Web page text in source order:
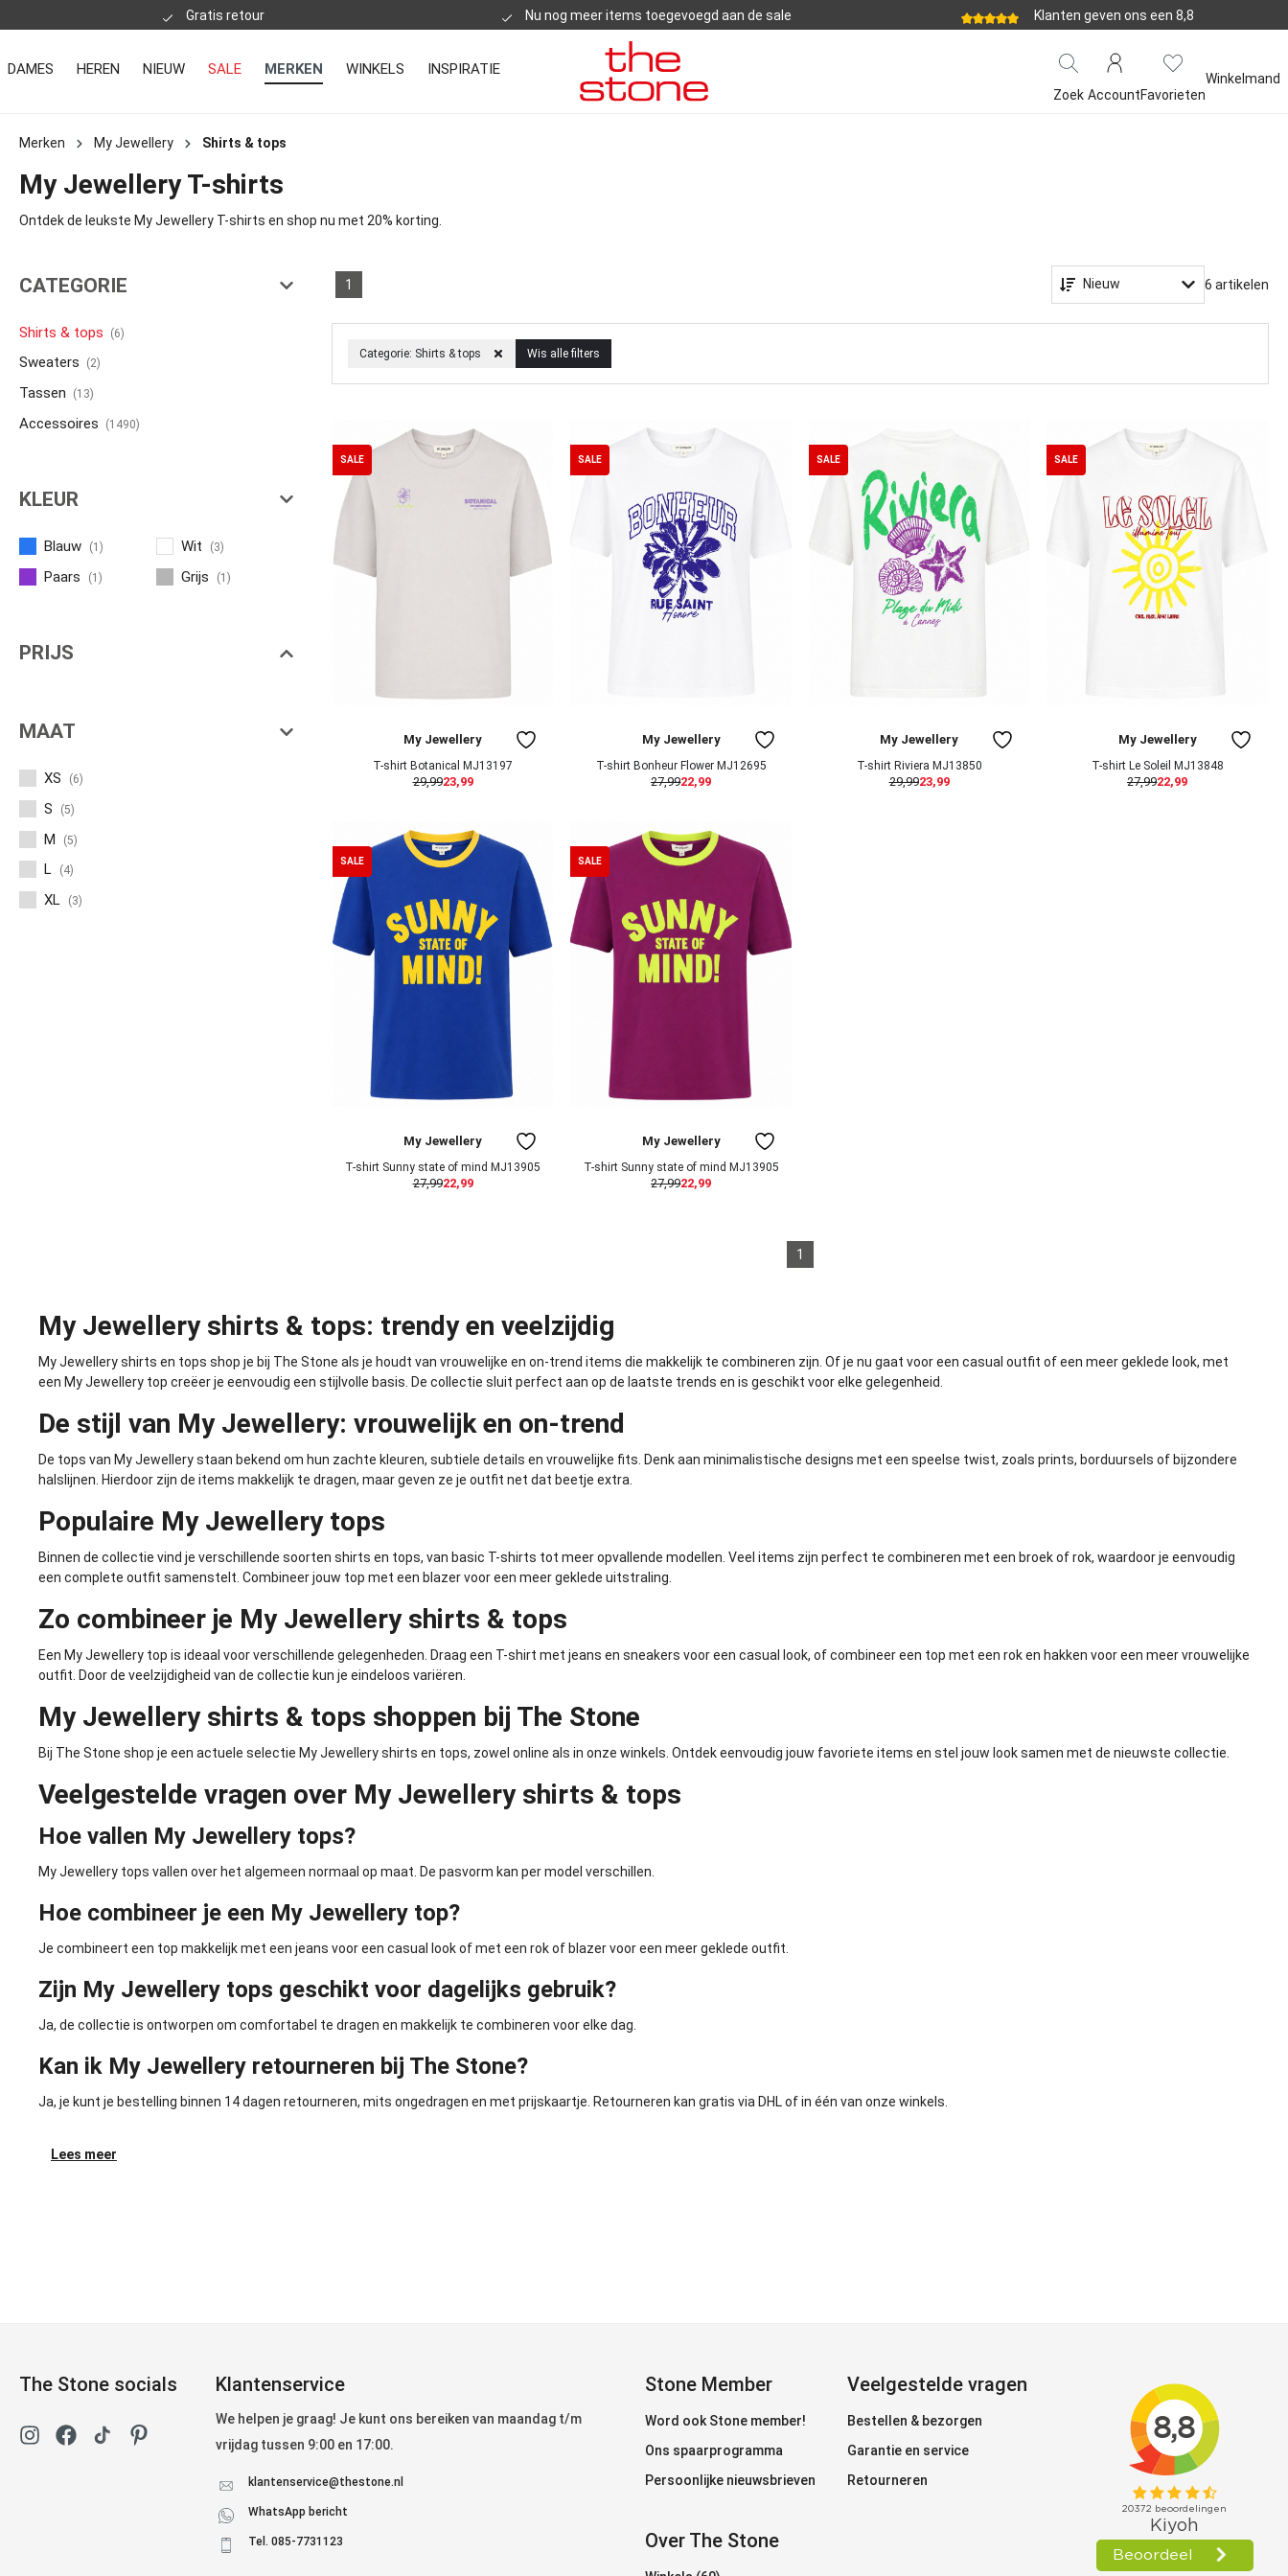
Gratis retour Nu nog meer items toegevoegd aan de sale Klanten geven ons een 8,8
DAMES HEREN NIEUW SALE MERKEN WINKELS INSPIRATIE
Zoek AccountFavorieten
Winkelmand
Merken My Jewellery Shirts & tops
My Jewellery T-shirts
Ontdek de leukste My Jewellery T-shirts en shop nu met 20% korting.
CATEGORIE
Shirts & tops (6)
Sweaters (2)
Tassen (13)
Accessoires (1490)
KLEUR
Blauw (1) Wit (3)
Paars (1) Grijs (1)
PRIJS
MAAT
XS (6)
S (5)
M (5)
L (4)
XL (3)
Categorie: Shirts & tops Wis alle filters
Nieuw 6 artikelen
1
SALE
My Jewellery
T-shirt Botanical MJ13197
29,9923,99
SALE
My Jewellery
T-shirt Bonheur Flower MJ12695
27,9922,99
SALE
My Jewellery
T-shirt Riviera MJ13850
29,9923,99
SALE
My Jewellery
T-shirt Le Soleil MJ13848
27,9922,99
SALE
My Jewellery
T-shirt Sunny state of mind MJ13905
27,9922,99
SALE
My Jewellery
T-shirt Sunny state of mind MJ13905
27,9922,99
1
My Jewellery shirts & tops: trendy en veelzijdig
My Jewellery shirts en tops shop je bij The Stone als je houdt van vrouwelijke en on-trend items die makkelijk te combineren zijn. Of je nu gaat voor een casual outfit of een meer geklede look, met
een My Jewellery top creëer je eenvoudig een stijlvolle basis. De collectie sluit perfect aan op de laatste trends en is geschikt voor elke gelegenheid.
De stijl van My Jewellery: vrouwelijk en on-trend
De tops van My Jewellery staan bekend om hun zachte kleuren, subtiele details en vrouwelijke fits. Denk aan minimalistische designs met een speelse twist, zoals prints, borduursels of bijzondere
halslijnen. Hierdoor zijn de items makkelijk te dragen, maar geven ze je outfit net dat beetje extra.
Populaire My Jewellery tops
Binnen de collectie vind je verschillende soorten shirts en tops, van basic T-shirts tot meer opvallende modellen. Veel items zijn perfect te combineren met een broekofrok, waardoor je eenvoudig
een complete outfit samenstelt. Combineer jouw top met een blazervoor een meer geklede uitstraling.
Zo combineer je My Jewellery shirts & tops
Een My Jewellery top is ideaal voor verschillende gelegenheden. Draag een T-shirt met jeans en sneakers voor een casual look, of combineer een top met een rok en hakken voor een meer vrouwelijke
outfit. Door de veelzijdigheid van de collectie kun je eindeloos variëren.
My Jewellery shirts & tops shoppen bij The Stone
Bij The Stone shop je een actuele selectie My Jewellery shirts en tops, zowel online als in onze winkels. Ontdek eenvoudig jouw favoriete items en stel jouw look samen met de nieuwste collectie.
Veelgestelde vragen over My Jewellery shirts & tops
Hoe vallen My Jewellery tops?
My Jewellery tops vallen over het algemeen normaal op maat. De pasvorm kan per model verschillen.
Hoe combineer je een My Jewellery top?
Je combineert een top makkelijk met een jeans voor een casual look of met een rok of blazer voor een meer geklede outfit.
Zijn My Jewellery tops geschikt voor dagelijks gebruik?
Ja, de collectie is ontworpen om comfortabel te dragen en makkelijk te combineren voor elke dag.
Kan ik My Jewellery retourneren bij The Stone?
Ja, je kunt je bestelling binnen 14 dagen retourneren, mits ongedragen en met prijskaartje. Retourneren kan gratis via DHL of in één van onze winkels.
Lees meer
The Stone socials Klantenservice
We helpen je graag! Je kunt ons bereiken van maandag t/m
vrijdag tussen 9:00 en 17:00.
klantenservice@thestone.nl
WhatsApp bericht
Tel. 085-7731123
Stone Member
Word ook Stone member!
Ons spaarprogramma
Persoonlijke nieuwsbrieven
Over The Stone
Veelgestelde vragen
Bestellen & bezorgen
Garantie en service
Retourneren